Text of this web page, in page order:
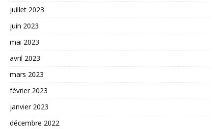
juillet 2023
juin 2023
mai 2023
avril 2023
mars 2023
février 2023
janvier 2023
décembre 2022